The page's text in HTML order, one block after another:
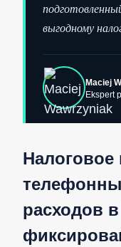
выгодному
Maciej
Ekspert
расходов